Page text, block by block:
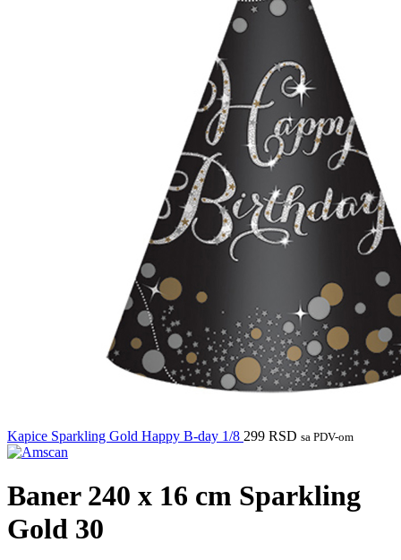
Kapice Sparkling Gold Happy B-day 1/8 299 RSD sa PDV-om
Baner 240 x 16 cm Sparkling
Gold 30